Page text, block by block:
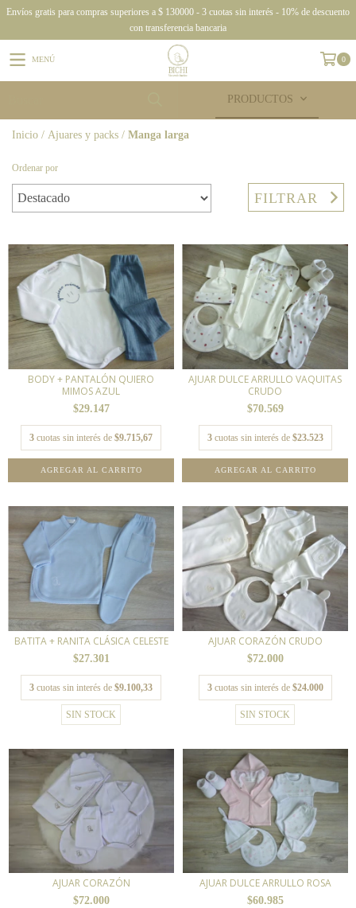
Envíos gratis para compras superiores a $ 130000 - 3 cuotas sin interés - 10% de descuento
con transferencia bancaria
MENÚ 0
PRODUCTOS
Inicio / Ajuares y packs / Manga larga
Ordenar por
FILTRAR
BODY + PANTALÓN QUIERO
MIMOS AZUL
$29.147
3 cuotas sin interés de $9.715,67
AGREGAR AL CARRITO
AJUAR DULCE ARRULLO VAQUITAS
CRUDO
$70.569
3 cuotas sin interés de $23.523
AGREGAR AL CARRITO
BATITA + RANITA CLÁSICA CELESTE
$27.301
3 cuotas sin interés de $9.100,33
SIN STOCK
AJUAR CORAZÓN CRUDO
$72.000
3 cuotas sin interés de $24.000
SIN STOCK
AJUAR CORAZÓN
$72.000
AJUAR DULCE ARRULLO ROSA
$60.985